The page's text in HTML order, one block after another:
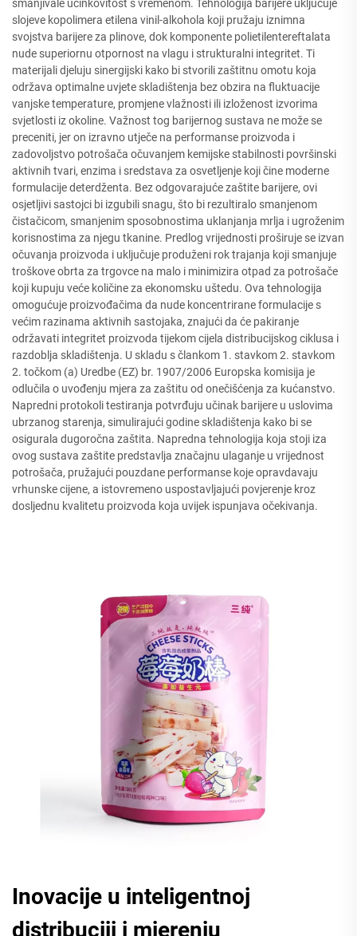
smanjivale učinkovitost s vremenom. Tehnologija barijere uključuje
slojeve kopolimera etilena vinil-alkohola koji pružaju iznimna
svojstva barijere za plinove, dok komponente polietilentereftalata
nude superiornu otpornost na vlagu i strukturalni integritet. Ti
materijali djeluju sinergijski kako bi stvorili zaštitnu omotu koja
održava optimalne uvjete skladištenja bez obzira na fluktuacije
vanjske temperature, promjene vlažnosti ili izloženost izvorima
svjetlosti iz okoline. Važnost tog barijernog sustava ne može se
preceniti, jer on izravno utječe na performanse proizvoda i
zadovoljstvo potrošača očuvanjem kemijske stabilnosti površinski
aktivnih tvari, enzima i sredstava za osvetljenje koji čine moderne
formulacije deterdženta. Bez odgovarajuće zaštite barijere, ovi
osjetljivi sastojci bi izgubili snagu, što bi rezultiralo smanjenom
čistačicom, smanjenim sposobnostima uklanjanja mrlja i ugroženim
korisnostima za njegu tkanine. Predlog vrijednosti proširuje se izvan
očuvanja proizvoda i uključuje produženi rok trajanja koji smanjuje
troškove obrta za trgovce na malo i minimizira otpad za potrošače
koji kupuju veće količine za ekonomsku uštedu. Ova tehnologija
omogućuje proizvođačima da nude koncentrirane formulacije s
većim razinama aktivnih sastojaka, znajući da će pakiranje
održavati integritet proizvoda tijekom cijela distribucijskog ciklusa i
razdoblja skladištenja. U skladu s člankom 1. stavkom 2. stavkom
2. točkom (a) Uredbe (EZ) br. 1907/2006 Europska komisija je
odlučila o uvođenju mjera za zaštitu od onečišćenja za kućanstvo.
Napredni protokoli testiranja potvrđuju učinak barijere u uslovima
ubrzanog starenja, simulirajući godine skladištenja kako bi se
osigurala dugoročna zaštita. Napredna tehnologija koja stoji iza
ovog sustava zaštite predstavlja značajnu ulaganje u vrijednost
potrošača, pružajući pouzdane performanse koje opravdavaju
vrhunske cijene, a istovremeno uspostavljajući povjerenje kroz
dosljednu kvalitetu proizvoda koja uvijek ispunjava očekivanja.
Inovacije u inteligentnoj
distribuciji i mjerenju